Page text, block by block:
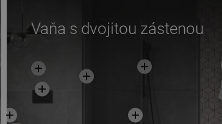
Vaňa s dvojitou zástenou